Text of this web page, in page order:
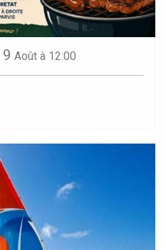
9 Août à 12:00